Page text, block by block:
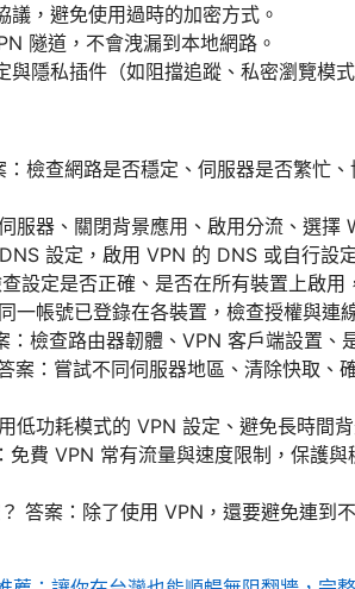
，避免使用過時的加密方式。
隧道，不會洩漏到本地網路。
隱私插件（如阻擋追蹤、私密瀏覽模式
檢查網路是否穩定、伺服器是否繁忙
服器、關閉背景應用、啟用分流、選擇
設定，啟用 VPN 的 DNS 或自行設定
設定是否正確、是否在所有裝置上啟用
一帳號已登錄在各裝置，檢查授權與連
檢查路由器韌體、VPN 客戶端設置、
案：嘗試不同伺服器地區、清除快取、
低功耗模式的 VPN 設定、避免長時間背
費 VPN 常有流量與速度限制，保護
答案：除了使用 VPN，還要避免連到